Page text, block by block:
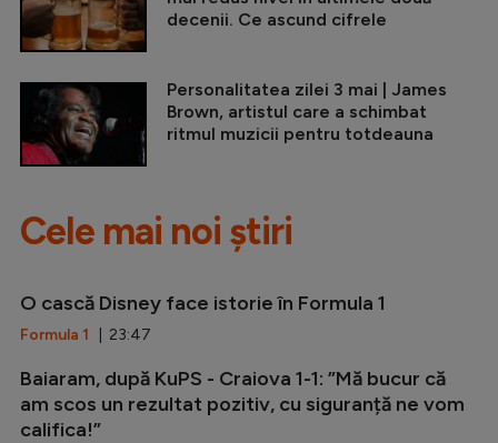
decenii. Ce ascund cifrele
Personalitatea zilei 3 mai | James
Brown, artistul care a schimbat
ritmul muzicii pentru totdeauna
Cele mai noi știri
O cască Disney face istorie în Formula 1
Formula 1 | 23:47
Baiaram, după KuPS - Craiova 1-1: ”Mă bucur că
am scos un rezultat pozitiv, cu siguranță ne vom
califica!”